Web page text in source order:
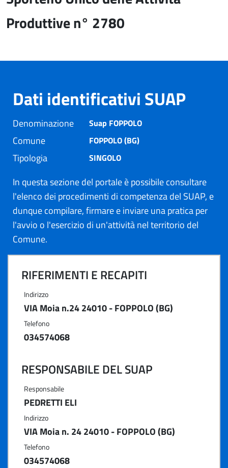
Produttive n° 2780
Dati identificativi SUAP
Denominazione Suap FOPPOLO
Comune FOPPOLO (BG)
Tipologia SINGOLO
In questa sezione del portale è possibile consultare
l'elenco dei procedimenti di competenza del SUAP, e
dunque compilare, firmare e inviare una pratica per
l'avvio o l'esercizio di un'attività nel territorio del
Comune.
RIFERIMENTI E RECAPITI
Indirizzo
VIA Moia n.24 24010 - FOPPOLO (BG)
Telefono
034574068
RESPONSABILE DEL SUAP
Responsabile
PEDRETTI ELI
Indirizzo
VIA Moia n. 24 24010 - FOPPOLO (BG)
Telefono
034574068